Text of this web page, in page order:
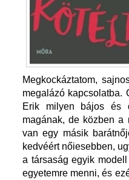
Megkockáztatom,
megalázó kapcsolatba.
Erik milyen bájos és
magának, de közben a
van egy másik
kedvéért nőiesebben,
a társaság egyik
egyetemre menni, és